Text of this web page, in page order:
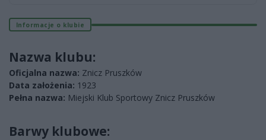
Informacje o klubie
Nazwa klubu:
Oficjalna nazwa: Znicz Pruszków
Data założenia: 1923
Pełna nazwa: Miejski Klub Sportowy Znicz Pruszków
Barwy klubowe: